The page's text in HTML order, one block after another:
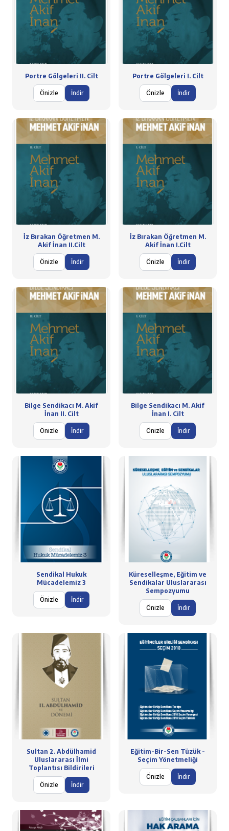
Portre Gölgeleri II. Cilt
Önizle İndir
Portre Gölgeleri I. Cilt
Önizle İndir
İz Bırakan Öğretmen M.
Akif İnan II.Cilt
Önizle İndir
İz Bırakan Öğretmen M.
Akif İnan I.Cilt
Önizle İndir
Bilge Sendikacı M. Akif
İnan II. Cilt
Önizle İndir
Bilge Sendikacı M. Akif
İnan I. Cilt
Önizle İndir
Sendikal Hukuk
Mücadelemiz 3
Önizle İndir
Küreselleşme, Eğitim ve
Sendikalar Uluslararası
Sempozyumu
Önizle İndir
Sultan 2. Abdülhamid
Uluslararası İlmi
Toplantısı Bildirileri
Önizle İndir
Eğitim-Bir-Sen Tüzük -
Seçim Yönetmeliği
Önizle İndir